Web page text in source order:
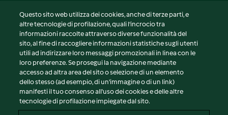
© Copyright 2026
Termini del servizio
Informativa sulla privacy
Avvertenze generali
Note legali
Questo sito web utilizza dei cookies, anche di terze parti, e
altre tecnologie di profilazione, quali l’incrocio tra
informazioni raccolte attraverso diverse funzionalità del
sito, al fine di raccogliere informazioni statistiche sugli utenti
utili ad indirizzare loro messaggi promozionali in linea con le
loro preferenze. Se prosegui la navigazione mediante
accesso ad altra area del sito o selezione di un elemento
dello stesso (ad esempio, di un'immagine o di un link)
manifesti il tuo consenso all'uso dei cookies e delle altre
tecnologie di profilazione impiegate dal sito.